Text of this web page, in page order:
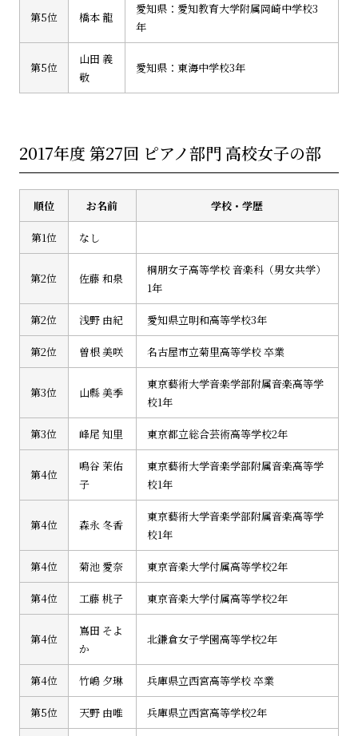
第5位 橋本 龍
愛知県：愛知教育大学附属岡崎中学校3
年
第5位
山田 義
敬
愛知県：東海中学校3年
2017年度 第27回 ピアノ部門 高校女子の部
順位 お名前 学校・学歴
第1位 なし
第2位 佐藤 和泉
桐朋女子高等学校 音楽科（男女共学）
1年
第2位 浅野 由紀 愛知県立明和高等学校3年
第2位 曽根 美咲 名古屋市立菊里高等学校 卒業
第3位 山縣 美季
東京藝術大学音楽学部附属音楽高等学
校1年
第3位 峰尾 知里 東京都立総合芸術高等学校2年
第4位
鳴谷 茉佑
子
東京藝術大学音楽学部附属音楽高等学
校1年
第4位 森永 冬香
東京藝術大学音楽学部附属音楽高等学
校1年
第4位 菊池 愛奈 東京音楽大学付属高等学校2年
第4位 工藤 桃子 東京音楽大学付属高等学校2年
第4位
嶌田 そよ
か
北鎌倉女子学園高等学校2年
第4位 竹嶋 夕琳 兵庫県立西宮高等学校 卒業
第5位 天野 由唯 兵庫県立西宮高等学校2年